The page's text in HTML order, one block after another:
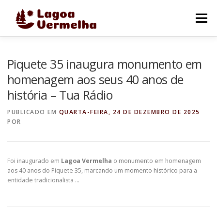
Menu
FALE CONOSCO
Piquete 35 inaugura monumento em
homenagem aos seus 40 anos de
história – Tua Rádio
PUBLICADO EM QUARTA-FEIRA, 24 DE DEZEMBRO DE 2025
POR
Foi inaugurado em Lagoa Vermelha o monumento em homenagem
aos 40 anos do Piquete 35, marcando um momento histórico para a
entidade tradicionalista …